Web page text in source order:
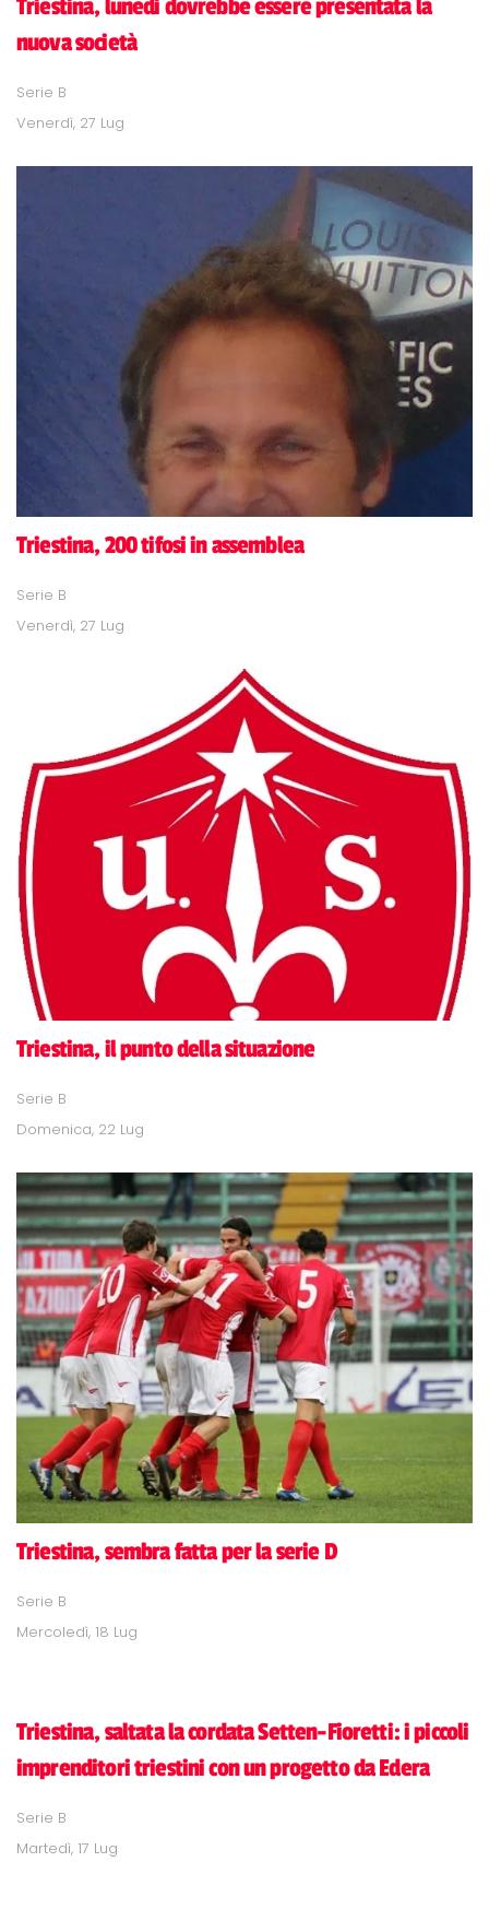
Triestina, lunedi dovrebbe essere presentata la
nuova società
Serie B
Venerdì, 27 Lug
Triestina, 200 tifosi in assemblea
Serie B
Venerdì, 27 Lug
Triestina, il punto della situazione
Serie B
Domenica, 22 Lug
Triestina, sembra fatta per la serie D
Serie B
Mercoledì, 18 Lug
Triestina, saltata la cordata Setten-Fioretti: i piccoli
imprenditori triestini con un progetto da Edera
Serie B
Martedì, 17 Lug